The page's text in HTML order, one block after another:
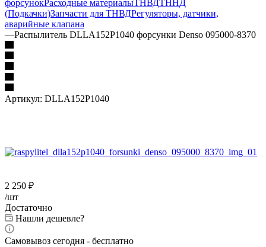
форсунокРасходные материалыТНВД ТННД
(Подкачки)Запчасти для ТНВДРегуляторы, датчики,
аварийные клапана
—Распылитель DLLA152P1040 форсунки Denso 095000-8370
Артикул: DLLA152P1040
2 250 ₽
/шт
Достаточно
Нашли дешевле?
Самовывоз сегодня - бесплатно